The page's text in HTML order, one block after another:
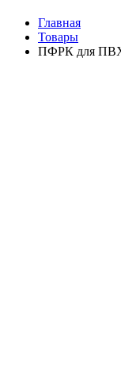
Главная
Товары
ПФРК для